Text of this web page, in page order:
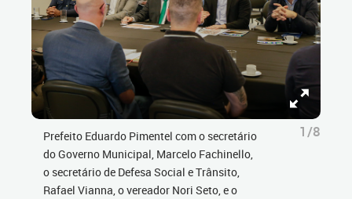
Prefeito Eduardo Pimentel com o secretário
do Governo Municipal, Marcelo Fachinello,
o secretário de Defesa Social e Trânsito,
Rafael Vianna, o vereador Nori Seto, e o
1/8